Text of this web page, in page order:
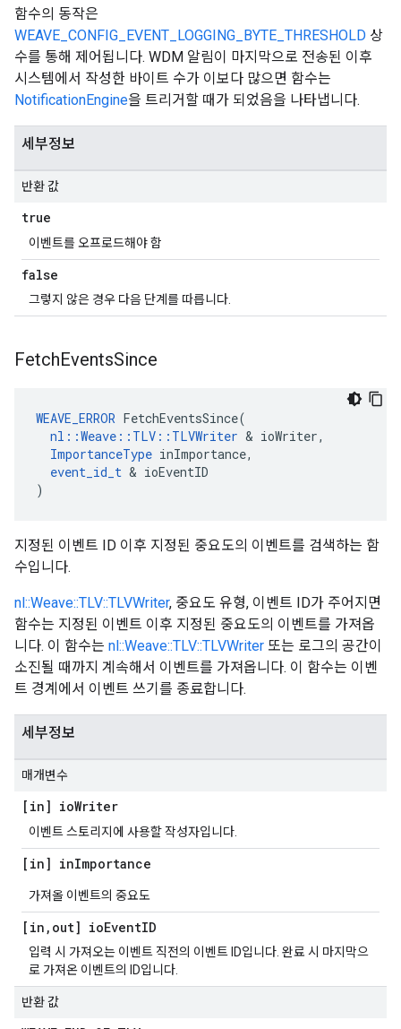
함수의 동작은
WEAVE_CONFIG_EVENT_LOGGING_BYTE_THRESHOLD 상
수를 통해 제어됩니다. WDM 알림이 마지막으로 전송된 이후
시스템에서 작성한 바이트 수가 이보다 많으면 함수는
NotificationEngine을 트리거할 때가 되었음을 나타냅니다.
세부정보
반환 값
true
이벤트를 오프로드해야 함
false
그렇지 않은 경우 다음 단계를 따릅니다.
FetchEventsSince
WEAVE_ERROR FetchEventsSince(
nl::Weave::TLV::TLVWriter & ioWriter,
ImportanceType inImportance,
event_id_t & ioEventID
)
지정된 이벤트 ID 이후 지정된 중요도의 이벤트를 검색하는 함
수입니다.
nl::Weave::TLV::TLVWriter, 중요도 유형, 이벤트 ID가 주어지면
함수는 지정된 이벤트 이후 지정된 중요도의 이벤트를 가져옵
니다. 이 함수는 nl::Weave::TLV::TLVWriter 또는 로그의 공간이
소진될 때까지 계속해서 이벤트를 가져옵니다. 이 함수는 이벤
트 경계에서 이벤트 쓰기를 종료합니다.
세부정보
매개변수
[in] ioWriter
이벤트 스토리지에 사용할 작성자입니다.
[in] inImportance
가져올 이벤트의 중요도
[in , out] ioEventID
입력 시 가져오는 이벤트 직전의 이벤트 ID입니다. 완료 시 마지막으
로 가져온 이벤트의 ID입니다.
반환 값